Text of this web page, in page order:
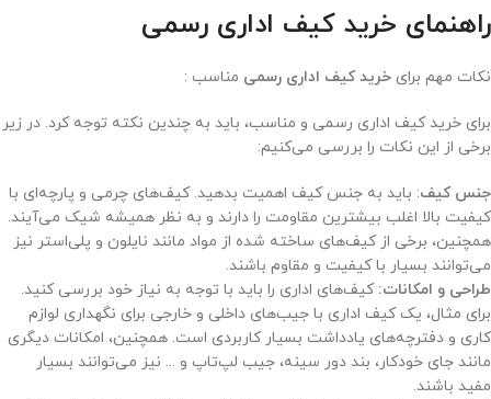
راهنمای خرید کیف اداری رسمی
نکات مهم برای خرید کیف اداری رسمی مناسب :
برای خرید کیف اداری رسمی و مناسب، باید به چندین نکته توجه کرد. در زیر
برخی از این نکات را بررسی می‌کنیم:
جنس کیف: باید به جنس کیف اهمیت بدهید. کیف‌های چرمی و پارچه‌ای با
کیفیت بالا اغلب بیشترین مقاومت را دارند و به نظر همیشه شیک می‌‌آیند.
همچنین، برخی از کیف‌های ساخته شده از مواد مانند نایلون و پلی‌استر نیز
می‌توانند بسیار با کیفیت و مقاوم باشند.
طراحی و امکانات: کیف‌های اداری را باید با توجه به نیاز خود بررسی کنید.
برای مثال، یک کیف اداری با جیب‌های داخلی و خارجی برای نگهداری لوازم
کاری و دفترچه‌های یادداشت بسیار کاربردی است. همچنین، امکانات دیگری
مانند جای خودکار، بند دور سینه، جیب لپ‌تاپ و ... نیز می‌توانند بسیار
مفید باشند.